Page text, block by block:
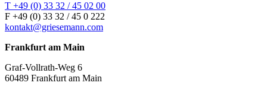
T +49 (0) 33 32 / 45 02 00
F +49 (0) 33 32 / 45 0 222
kontakt@griesemann.com
Frankfurt am Main
Graf-Vollrath-Weg 6
60489 Frankfurt am Main